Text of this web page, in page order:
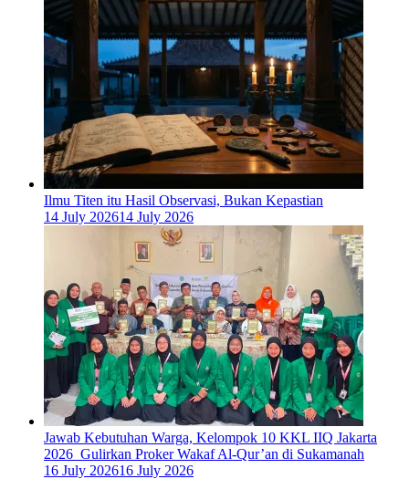
Ilmu Titen itu Hasil Observasi, Bukan Kepastian
14 July 202614 July 2026
Jawab Kebutuhan Warga, Kelompok 10 KKL IIQ Jakarta
2026 Gulirkan Proker Wakaf Al-Qur’an di Sukamanah
16 July 202616 July 2026